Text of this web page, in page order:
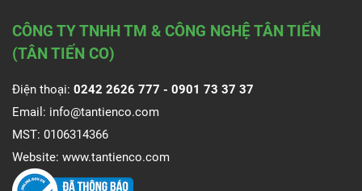
CÔNG TY TNHH TM & CÔNG NGHỆ TÂN TIẾN
(TÂN TIẾN CO)
Điện thoại: 0242 2626 777 - 0901 73 37 37
Email: info@tantienco.com
MST: 0106314366
Website: www.tantienco.com